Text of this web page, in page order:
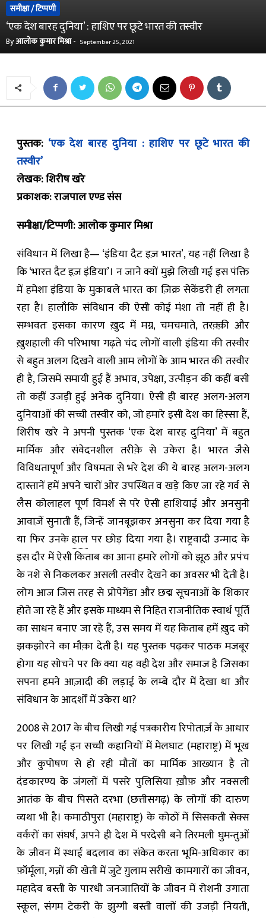
समीक्षा / टिप्पणी
‘एक देश बारह दुनिया’ : हाशिए पर छूटे भारत की तस्वीर
Byआलोक कुमार मिश्रा- September 25, 2021
पुस्तक: ‘एक देश बारह दुनिया : हाशिए पर छूटे भारत की
तस्वीर’
लेखक: शिरीष खरे
प्रकाशक: राजपाल एण्ड संस
समीक्षा/टिप्पणी: आलोक कुमार मिश्रा
संविधान में लिखा है— ‘इंडिया दैट इज़ भारत’, यह नहीं लिखा है
कि ‘भारत दैट इज़ इंडिया’। न जाने क्यों मुझे लिखी गई इस पंक्ति
में हमेशा इंडिया के मुक़ाबले भारत का ज़िक्र सेकेंडरी ही लगता
रहा है। हालाँकि संविधान की ऐसी कोई मंशा तो नहीं ही है।
सम्भवतः इसका कारण ख़ुद में मग्न, चमचमाते, तरक़्क़ी और
ख़ुशहाली की परिभाषा गढ़ते चंद लोगों वाली इंडिया की तस्वीर
से बहुत अलग दिखने वाली आम लोगों के आम भारत की तस्वीर
ही है, जिसमें समायी हुई हैं अभाव, उपेक्षा, उत्पीड़न की कहीं बसी
तो कहीं उजड़ी हुई अनेक दुनिया। ऐसी ही बारह अलग-अलग
दुनियाओं की सच्ची तस्वीर को, जो हमारे इसी देश का हिस्सा हैं,
शिरीष खरे ने अपनी पुस्तक ‘एक देश बारह दुनिया’ में बहुत
मार्मिक और संवेदनशील तरीक़े से उकेरा है। भारत जैसे
विविधतापूर्ण और विषमता से भरे देश की ये बारह अलग-अलग
दास्तानें हमें अपने चारों ओर उपस्थित व खड़े किए जा रहे गर्व से
लैस कोलाहल पूर्ण विमर्श से परे ऐसी हाशियाई और अनसुनी
आवाज़ें सुनाती हैं, जिन्हें जानबूझकर अनसुना कर दिया गया है
या फिर उनकेहाल पर छोड़ दिया गया है। राष्ट्रवादी उन्माद के
इस दौर में ऐसी किताब का आना हमारे लोगों को झूठ और प्रपंच
के नशे से निकलकर असली तस्वीर देखने का अवसर भी देती है।
लोग आज जिस तरह से प्रोपेगेंडा और छद्म सूचनाओं के शिकार
होते जा रहे हैं और इसके माध्यम से निहित राजनीतिक स्वार्थ पूर्ति
का साधन बनाए जा रहे हैं, उस समय में यह किताब हमें ख़ुद को
झकझोरने का मौक़ा देती है। यह पुस्तक पढ़कर पाठक मजबूर
होगा यह सोचने पर कि क्या यह वही देश और समाज है जिसका
सपना हमने आज़ादी की लड़ाई के लम्बे दौर में देखा था और
संविधान के आदर्शों में उकेरा था?
2008 से 2017 के बीच लिखी गई पत्रकारीय रिपोतार्ज़ के आधार
पर लिखी गईं इन सच्ची कहानियों में मेलघाट (महाराष्ट्र) में भूख
और कुपोषण से हो रही मौतों का मार्मिक आख्यान है तो
दंडकारण्य के जंगलों में पसरे पुलिसिया ख़ौफ़ और नक्सली
आतंक के बीच पिसते दरभा (छत्तीसगढ़) के लोगों की दारुण
व्यथा भी है। कमाठीपुरा (महाराष्ट्र) के कोठों में सिसकती सेक्स
वर्करों का संघर्ष, अपने ही देश में परदेसी बने तिरमली घुमन्तुओं
के जीवन में स्थाई बदलाव का संकेत करता भूमि-अधिकार का
फ़ॉर्मूला, गन्नों की खेती में जुटे ग़ुलाम सरीखे कामगारों का जीवन,
महादेव बस्ती के पारधी जनजातियों के जीवन में रोशनी उगाता
स्कूल, संगम टेकरी के झुग्गी बस्ती वालों की उजड़ी नियती,